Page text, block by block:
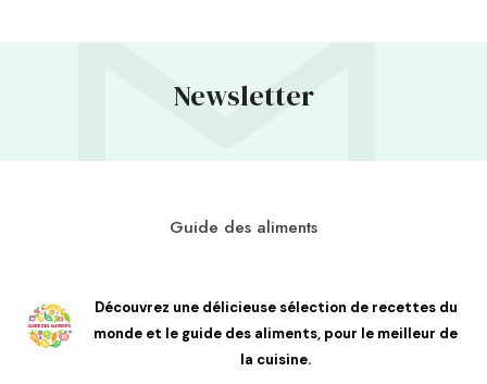
Newsletter
Guide des aliments
Découvrez une délicieuse sélection de recettes du
monde et le guide des aliments, pour le meilleur de
la cuisine.